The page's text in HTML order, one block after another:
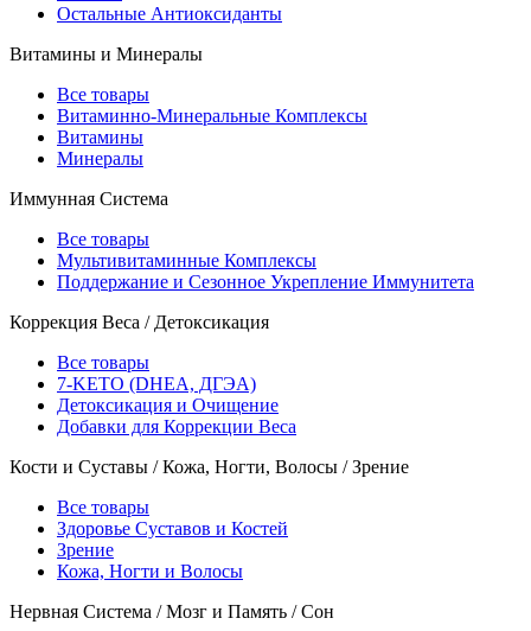
Остальные Антиоксиданты
Витамины и Минералы
Все товары
Витаминно-Минеральные Комплексы
Витамины
Минералы
Иммунная Система
Все товары
Мультивитаминные Комплексы
Поддержание и Сезонное Укрепление Иммунитета
Коррекция Веса / Детоксикация
Все товары
7-KETO (DHEA, ДГЭА)
Детоксикация и Очищение
Добавки для Коррекции Веса
Кости и Суставы / Кожа, Ногти, Волосы / Зрение
Все товары
Здоровье Суставов и Костей
Зрение
Кожа, Ногти и Волосы
Нервная Система / Мозг и Память / Сон